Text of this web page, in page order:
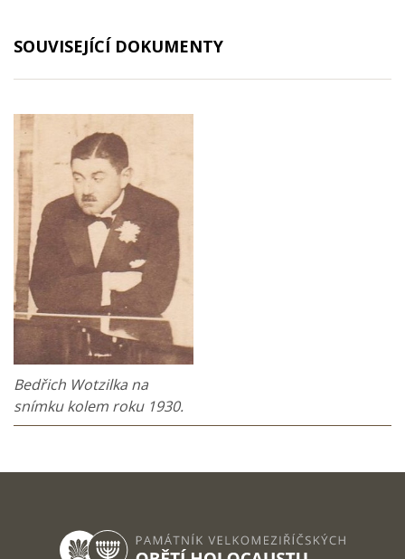
SOUVISEJÍCÍ DOKUMENTY
Bedřich Wotzilka na
snímku kolem roku 1930.